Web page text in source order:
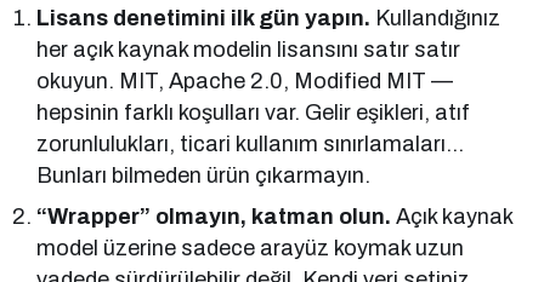
Lisans denetimini ilk gün yapın. Kullandığınız
her açık kaynak modelin lisansını satır satır
okuyun. MIT, Apache 2.0, Modified MIT —
hepsinin farklı koşulları var. Gelir eşikleri, atıf
zorunlulukları, ticari kullanım sınırlamaları…
Bunları bilmeden ürün çıkarmayın.
“Wrapper” olmayın, katman olun. Açık kaynak
model üzerine sadece arayüz koymak uzun